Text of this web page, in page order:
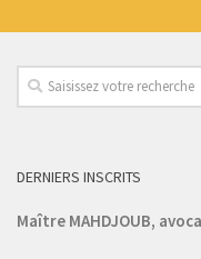
DERNIERS INSCRITS
Maître MAHDJOUB,